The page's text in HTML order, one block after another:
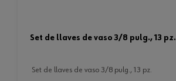
set de llaves de vaso 3/8 pulg., 13 pz.
set de llaves de vaso 3/8 pulg., 13 pz.